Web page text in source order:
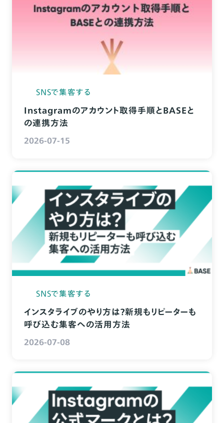
SNSで集客する
Instagramのアカウント取得手順とBASEと
の連携方法
2026-07-15
SNSで集客する
インスタライブのやり方は？新規もリピーターも
呼び込む集客への活用方法
2026-07-08